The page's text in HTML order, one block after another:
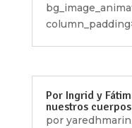
Por Ingrid y
nuestros cuerpos
por yaredhmarin